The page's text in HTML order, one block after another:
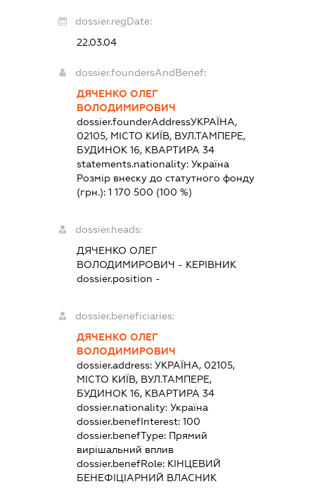
dossier.regDate:
22.03.04
dossier.foundersAndBenef:
ДЯЧЕНКО ОЛЕГ
ВОЛОДИМИРОВИЧ
dossier.founderAddressУКРАЇНА,
02105, МІСТО КИЇВ, ВУЛ.ТАМПЕРЕ,
БУДИНОК 16, КВАРТИРА 34
statements.nationality:Україна
Розмір внеску до статутного фонду
(грн.):1 170 500 (100 %)
dossier.heads:
ДЯЧЕНКО ОЛЕГ
ВОЛОДИМИРОВИЧ - КЕРІВНИК
dossier.position -
dossier.beneficiaries:
ДЯЧЕНКО ОЛЕГ
ВОЛОДИМИРОВИЧ
dossier.address:УКРАЇНА, 02105,
МІСТО КИЇВ, ВУЛ.ТАМПЕРЕ,
БУДИНОК 16, КВАРТИРА 34
dossier.nationality:Україна
dossier.benefInterest:100
dossier.benefType: Прямий
вирішальний вплив
dossier.benefRole: КІНЦЕВИЙ
БЕНЕФІЦІАРНИЙ ВЛАСНИК